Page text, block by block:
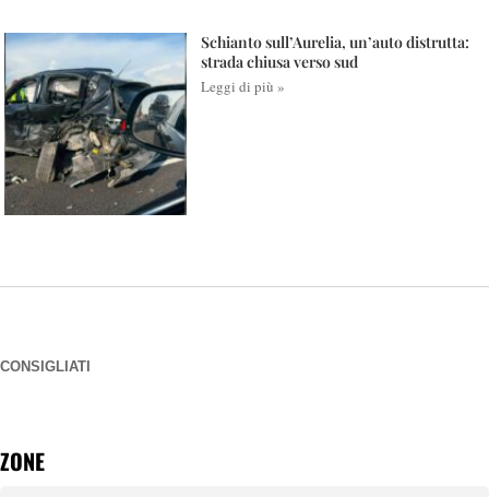
Schianto sull’Aurelia, un’auto distrutta:
strada chiusa verso sud
Leggi di più »
CONSIGLIATI
ZONE